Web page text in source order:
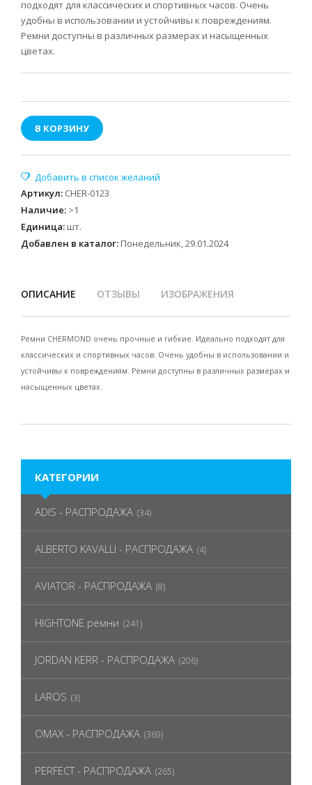
подходят для классических и спортивных часов. Очень
удобны в использовании и устойчивы к повреждениям.
Ремни доступны в различных размерах и насыщенных
цветах.
В КОРЗИНУ
Артикул: CHER-0123
Наличие: >1
Единица: шт.
Добавлен в каталог: Понедельник, 29.01.2024
ОПИСАНИЕ ОТЗЫВЫ ИЗОБРАЖЕНИЯ
Ремни CHERMOND очень прочные и гибкие. Идеально подходят для
классических и спортивных часов. Очень удобны в использовании и
устойчивы к повреждениям. Ремни доступны в различных размерах и
насыщенных цветах.
КАТЕГОРИИ
ADIS - РАСПРОДАЖА (34)
ALBERTO KAVALLI - РАСПРОДАЖА (4)
AVIATOR - РАСПРОДАЖА (8)
HIGHTONE ремни (241)
JORDAN KERR - РАСПРОДАЖА (206)
LAROS (3)
OMAX - РАСПРОДАЖА (369)
PERFECT - РАСПРОДАЖА (265)